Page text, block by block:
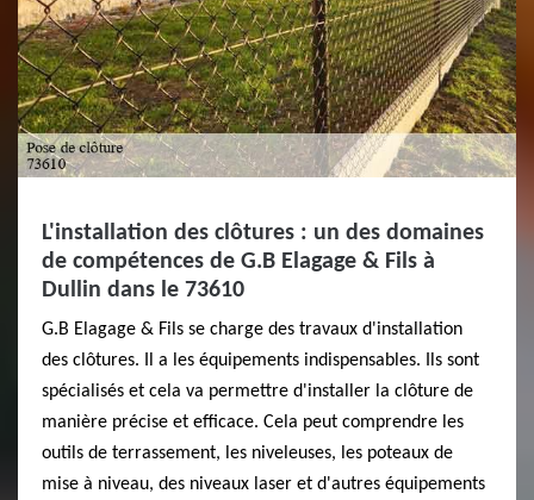
L'installation des clôtures : un des domaines
de compétences de G.B Elagage & Fils à
Dullin dans le 73610
G.B Elagage & Fils se charge des travaux d'installation
des clôtures. Il a les équipements indispensables. Ils sont
spécialisés et cela va permettre d'installer la clôture de
manière précise et efficace. Cela peut comprendre les
outils de terrassement, les niveleuses, les poteaux de
mise à niveau, des niveaux laser et d'autres équipements